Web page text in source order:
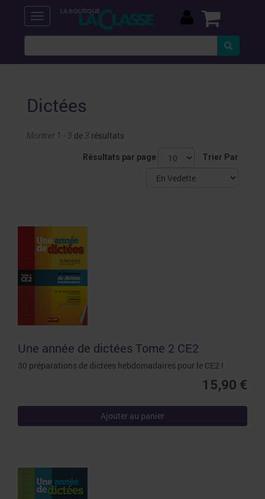
Dictées
Montrer 1 - 3 de 3 résultats
Résultats par page Trier Par
Une année de dictées Tome 2 CE2
30 préparations de dictées hebdomadaires pour le CE2 !
15,90 €
Ajouter au panier